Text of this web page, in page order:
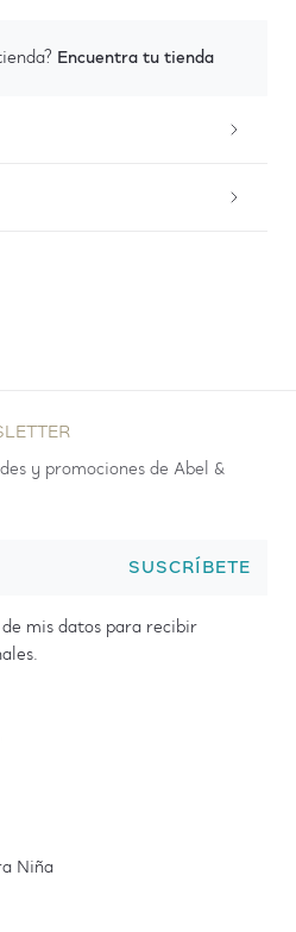
Encuentra tu tienda
y promociones de Abel &
SUSCRÍBETE
mis datos para recibir
Niña